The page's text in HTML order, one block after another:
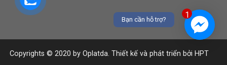
Copyrights © 2020 by Oplatda. Thiết kế và phát triển bởi HPT
1
Bạn cần hỗ trợ?